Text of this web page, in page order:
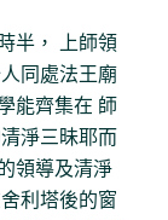
半， 上師領
同處法王廟
能齊集在 師
淨三昧耶而
領導及清淨
利塔後的窗